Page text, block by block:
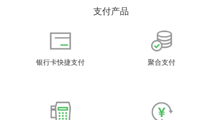
支付产品
银行卡快捷支付 聚合支付